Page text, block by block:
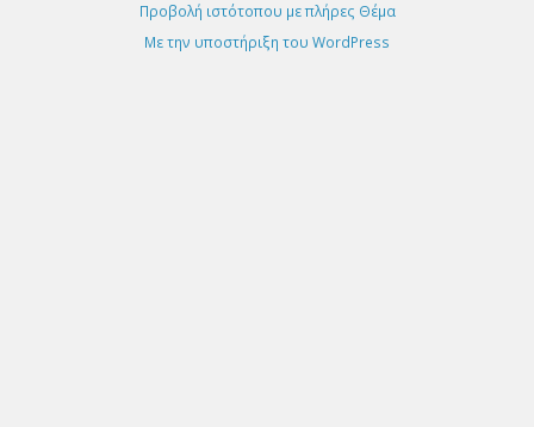
Προβολή ιστότοπου με πλήρες Θέμα
Με την υποστήριξη του WordPress